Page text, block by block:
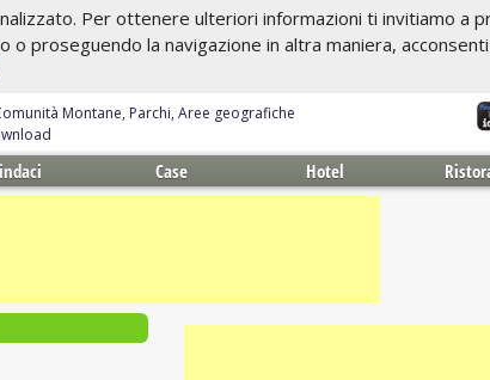
Per ottenere ulteriori informazioni ti invitiamo a
proseguendo la navigazione in altra maniera,
Montane, Parchi, Aree geografiche
Case Hotel